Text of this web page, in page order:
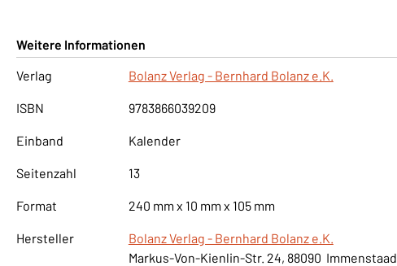
Weitere Informationen
Verlag
Bolanz Verlag - Bernhard Bolanz e.K.
ISBN 9783866039209
Einband Kalender
Seitenzahl 13
Format 240 mm x 10 mm x 105 mm
Hersteller
Bolanz Verlag - Bernhard Bolanz e.K.
Markus-Von-Kienlin-Str. 24, 88090 Immenstaad